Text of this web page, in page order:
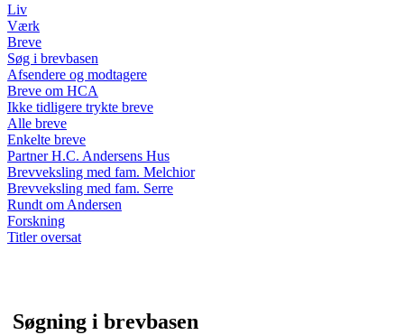
Liv
Værk
Breve
Søg i brevbasen
Afsendere og modtagere
Breve om HCA
Ikke tidligere trykte breve
Alle breve
Enkelte breve
Partner H.C. Andersens Hus
Brevveksling med fam. Melchior
Brevveksling med fam. Serre
Rundt om Andersen
Forskning
Titler oversat
Søgning i brevbasen